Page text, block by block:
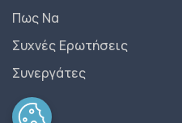
Πως Να
Συχνές Ερωτήσεις
Συνεργάτες